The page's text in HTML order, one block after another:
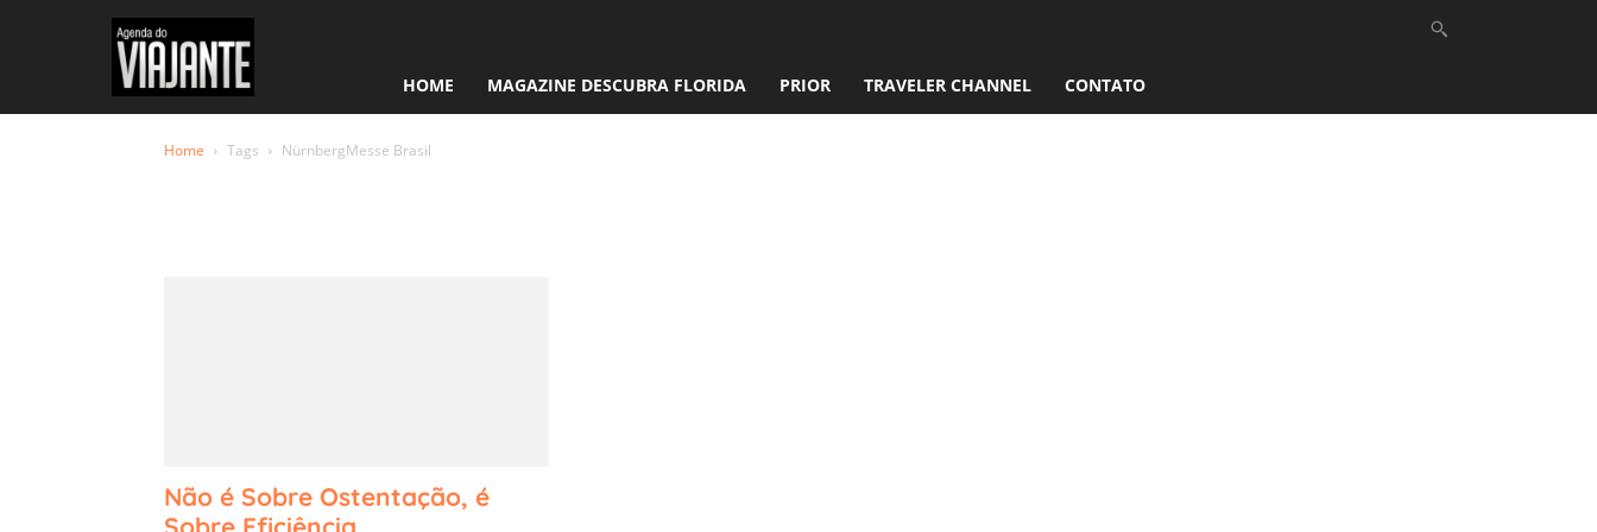
HOME MAGAZINE DESCUBRA FLORIDA PRIOR TRAVELER CHANNEL CONTATO
Home Tags NürnbergMesse Brasil
Tag: NürnbergMesse
Não é Sobre Ostentação, é